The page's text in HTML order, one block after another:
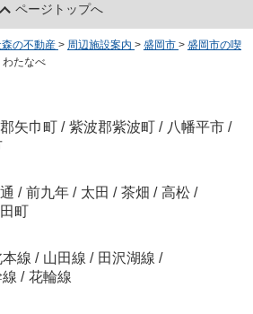
ページトップへ
の不動産 > 周辺施設案内 > 盛岡市 > 盛岡市の喫
たなべ
矢巾町 / 紫波郡紫波町 / 八幡平市 /
/ 前九年 / 太田 / 茶畑 / 高松 /
町
線 / 山田線 / 田沢湖線 /
/ 花輪線